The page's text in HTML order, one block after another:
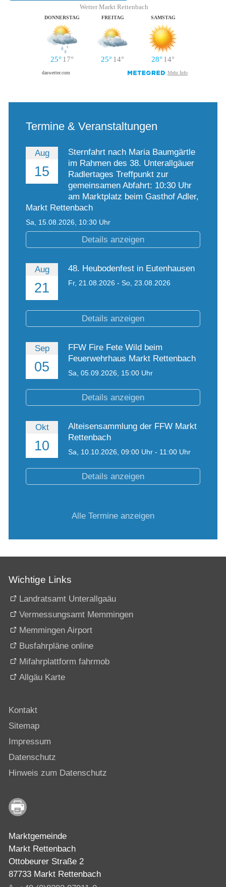
Termine & Veranstaltungen
Aug
15
Sternfahrt nach Maria Baumgärtle
im Rahmen des 38. Unterallgäuer
Radlertages Treffpunkt zur
gemeinsamen Abfahrt: 10:30 Uhr
am Marktplatz beim Gasthof Adler,
Markt Rettenbach
Sa, 15.08.2026 , 10:30 Uhr
Details anzeigen
Aug
21
48. Heubodenfest in Eutenhausen
Fr, 21.08.2026 - So, 23.08.2026
Details anzeigen
Sep
05
FFW Fire Fete Wild beim
Feuerwehrhaus Markt Rettenbach
Sa, 05.09.2026 , 15:00 Uhr
Details anzeigen
Okt
10
Alteisensammlung der FFW Markt
Rettenbach
Sa, 10.10.2026 , 09:00 Uhr - 11:00 Uhr
Details anzeigen
Alle Termine anzeigen
Wichtige Links
Landratsamt Unterallgaäu
Vermessungsamt Memmingen
Memmingen Airport
Busfahrpläne online
Mifahrplattform fahrmob
Allgäu Karte
Kontakt
Sitemap
Impressum
Datenschutz
Hinweis zum Datenschutz
Marktgemeinde
Markt Rettenbach
Ottobeurer Straße 2
87733 Markt Rettenbach